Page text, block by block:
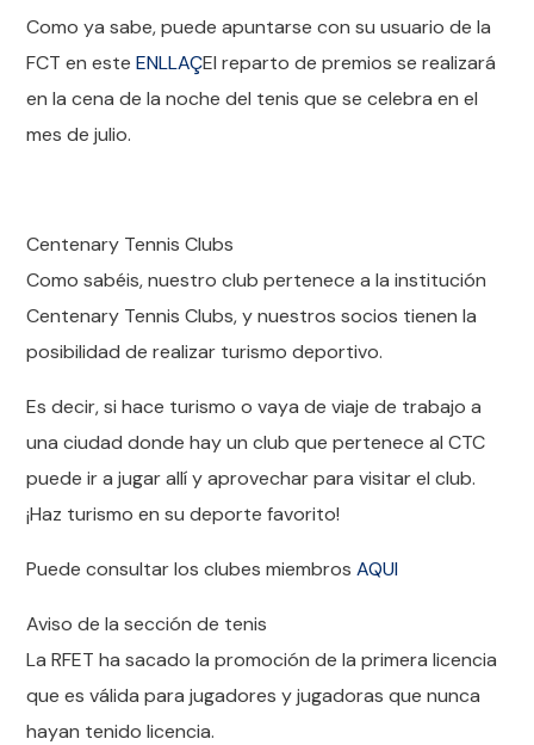
Como ya sabe, puede apuntarse con su usuario de la
FCT en esteENLLAÇEl reparto de premios se realizará
en la cena de la noche del tenis que se celebra en el
mes de julio.
Centenary Tennis Clubs
Como sabéis, nuestro club pertenece a la institución
Centenary Tennis Clubs, y nuestros socios tienen la
posibilidad de realizar turismo deportivo.
Es decir, si hace turismo o vaya de viaje de trabajo a
una ciudad donde hay un club que pertenece al CTC
puede ir a jugar allí y aprovechar para visitar el club.
¡Haz turismo en su deporte favorito!
Puede consultar los clubes miembrosAQUI
Aviso de la sección de tenis
La RFET ha sacado la promoción de la primera licencia
que es válida para jugadores y jugadoras que nunca
hayan tenido licencia.